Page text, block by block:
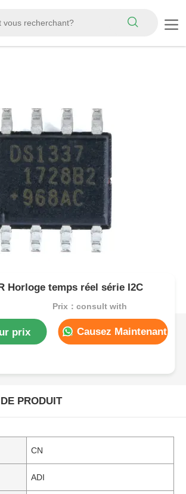
Horloge temps réel série I2C
Prix：consult with
prix Causez Maintenant
PRODUIT
CN
ADI